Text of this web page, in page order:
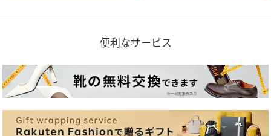
便利なサービス